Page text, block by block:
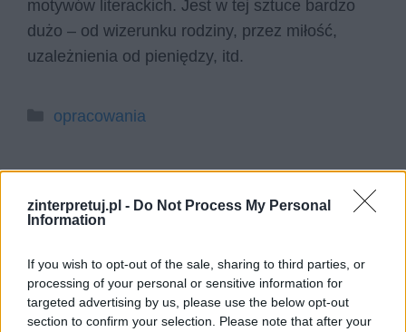
zinterpretuj.pl - Do Not Process My Personal
Information
If you wish to opt-out of the sale, sharing to third parties, or
processing of your personal or sensitive information for
targeted advertising by us, please use the below opt-out
section to confirm your selection. Please note that after your
motywów literackich. Jest w tej sztuce bardzo
dużo – od wizerunku rodziny, przez miłość,
uzależnienia od pieniędzy, itd.
Kategorie
opracowania
Relacje rodzinne w krzywym
zwierciadle. Omów zagadnienie na
swojej odpowiedzi uwzględnij
również wybrany kontekst.